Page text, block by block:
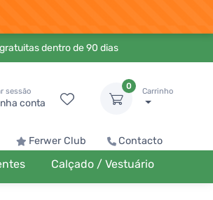
dentro de 90 dias
sessão
conta
0
Carrinho
Ferwer Club Contacto
Calçado / Vestuário